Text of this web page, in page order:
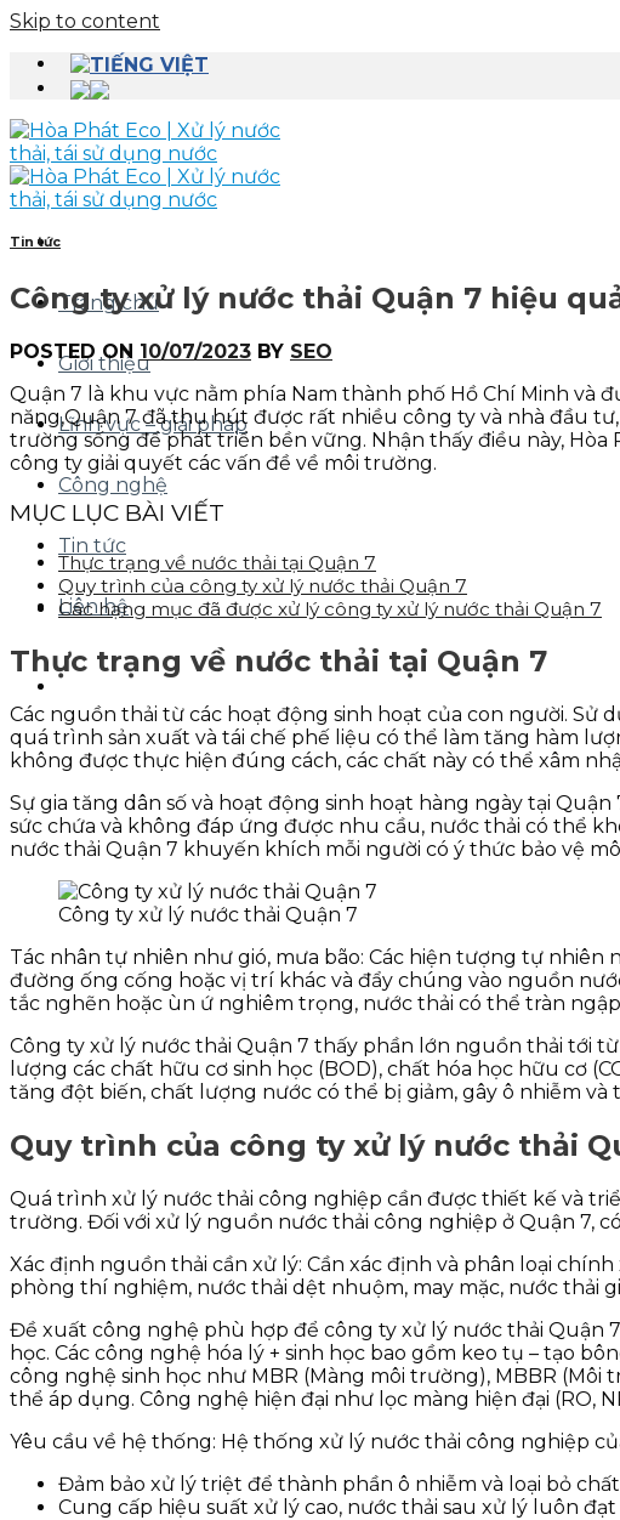
Skip to content
Trang chủ
Giới thiệu
Lĩnh vực – giải pháp
Công nghệ
Tin tức
Liên hệ
Tin tức
Công ty xử lý nước thải Quận 7 hiệu
POSTED ON 10/07/2023 BY SEO
Quận 7 là khu vực nằm phía Nam thành phố Hồ Chí Minh và
năng,Quận 7 đã thu hút được rất nhiều công ty và nhà đầu
trường sống để phát triển bền vững. Nhận thấy điều này,
công ty giải quyết các vấn đề về môi trường.
MỤC LỤC BÀI VIẾT
Thực trạng về nước thải tại Quận 7
Quy trình của công ty xử lý nước thải Quận 7
Các hạng mục đã được xử lý công ty xử lý nước thải Quận 7
Thực trạng về nước thải tại Quận 7
Các nguồn thải từ các hoạt động sinh hoạt của con người. Sử
quá trình sản xuất và tái chế phế liệu có thể làm tăng hàm
không được thực hiện đúng cách, các chất này có thể xâm
Sự gia tăng dân số và hoạt động sinh hoạt hàng ngày tại
sức chứa và không đáp ứng được nhu cầu, nước thải có thể
nước thải Quận 7 khuyến khích mỗi người có ý thức bảo vệ
Công ty xử lý nước thải Quận 7
Tác nhân tự nhiên như gió, mưa bão: Các hiện tượng tự
đường ống cống hoặc vị trí khác và đẩy chúng vào nguồn
tắc nghẽn hoặc ùn ứ nghiêm trọng, nước thải có thể tràn
Công ty xử lý nước thải Quận 7 thấy phần lớn nguồn thải tới
lượng các chất hữu cơ sinh học (BOD), chất hóa học hữu cơ
tăng đột biến, chất lượng nước có thể bị giảm, gây ô nhiễm và
Quy trình của công ty xử lý nước thải
Quá trình xử lý nước thải công nghiệp cần được thiết kế và
trường. Đối với xử lý nguồn nước thải công nghiệp ở Quận 7,
Xác định nguồn thải cần xử lý: Cần xác định và phân loại
phòng thí nghiệm, nước thải dệt nhuộm, may mặc, nước thải
Đề xuất công nghệ phù hợp để công ty xử lý nước thải Quận
học. Các công nghệ hóa lý + sinh học bao gồm keo tụ – tạo
công nghệ sinh học như MBR (Màng môi trường), MBBR
thể áp dụng. Công nghệ hiện đại như lọc màng hiện đại (RO,
Yêu cầu về hệ thống: Hệ thống xử lý nước thải công nghiệp
Đảm bảo xử lý triệt để thành phần ô nhiễm và loại bỏ chất
Cung cấp hiệu suất xử lý cao, nước thải sau xử lý luôn